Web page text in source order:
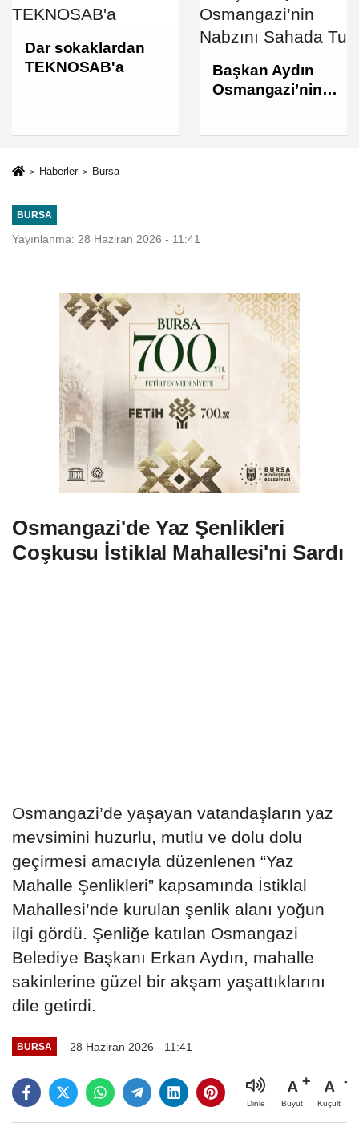
Dar sokaklardan
TEKNOSAB'a
Başkan Aydın
Osmangazi’nin
Haberler Bursa
BURSA
Yayınlanma: 28 Haziran 2026 - 11:41
Osmangazi'de Yaz Şenlikleri
Coşkusu İstiklal Mahallesi'ni Sardı
Osmangazi’de yaşayan vatandaşların yaz
mevsimini huzurlu, mutlu ve dolu dolu
geçirmesi amacıyla düzenlenen “Yaz
Mahalle Şenlikleri” kapsamında İstiklal
Mahallesi’nde kurulan şenlik alanı yoğun
ilgi gördü. Şenliğe katılan Osmangazi
Belediye Başkanı Erkan Aydın, mahalle
sakinlerine güzel bir akşam yaşattıklarını
dile getirdi.
BURSA 28 Haziran 2026 - 11:41
Dinle
A
Büyüt
A
Küçült